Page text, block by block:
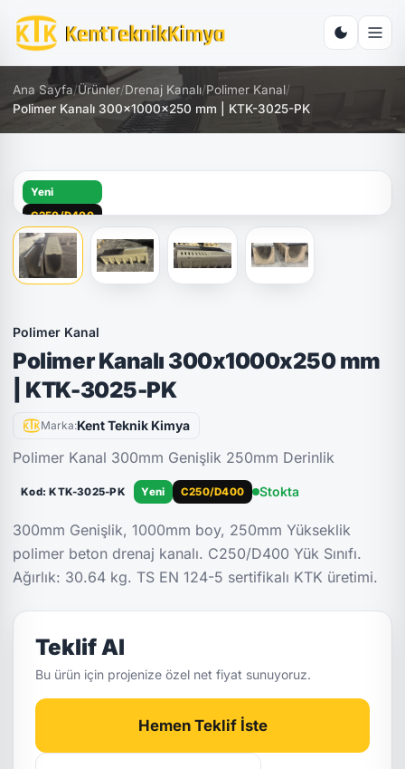
Ana Sayfa/Ürünler/Drenaj Kanalı/Polimer Kanal/
Polimer Kanalı 300x1000x250 mm | KTK-3025-PK
Yeni
C250/D400
Polimer Kanal
Polimer Kanalı 300x1000x250 mm
| KTK-3025-PK
Marka:Kent Teknik Kimya
Polimer Kanal 300mm Genişlik 250mm Derinlik
Kod: KTK-3025-PK Yeni C250/D400 Stokta
300mm Genişlik, 1000mm boy, 250mm Yükseklik
polimer beton drenaj kanalı. C250/D400 Yük Sınıfı.
Ağırlık: 30.64 kg. TS EN 124-5 sertifikalı KTK üretimi.
Teklif Al
Bu ürün için projenize özel net fiyat sunuyoruz.
Hemen Teklif İste